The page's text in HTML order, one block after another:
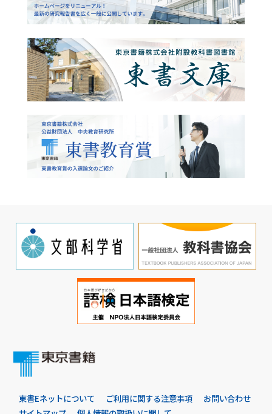
東書Eネットについて ご利用に関する注意事項
お問い合わせ